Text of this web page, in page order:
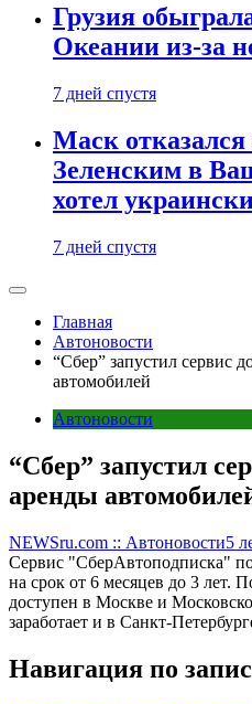
Грузия
Океании из-за
7 дней спустя
Маск отказался
Зеленским в
хотел
7 дней спустя
Главная
Автоновости
“Сбер” запустил сервис
автомобилей
Автоновости
“Сбер” запустил
аренды
NEWSru.com :: Автоновости5
Сервис "СберАвтоподписка"
на срок от 6 месяцев до 3 лет.
доступен в Москве и
заработает и в Санкт-
Навигация по